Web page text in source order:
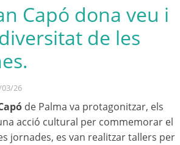
Capó dona veu i
de les
26
de Palma va protagonitzar, els
acció cultural per commemorar el
jornades, es van realitzar tallers per